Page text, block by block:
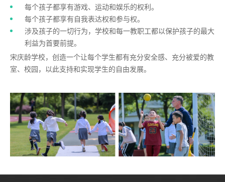
每个孩子都享有游戏、运动和娱乐的权利。
每个孩子都享有自我表达权和参与权。
涉及孩子的一切行为，学校和每一教职工都以保护孩子的最大
利益为首要前提。
宋庆龄学校，创造一个让每个学生都有充分安全感、充分被爱的教
室、校园，以此支持和实现学生的自由发展。